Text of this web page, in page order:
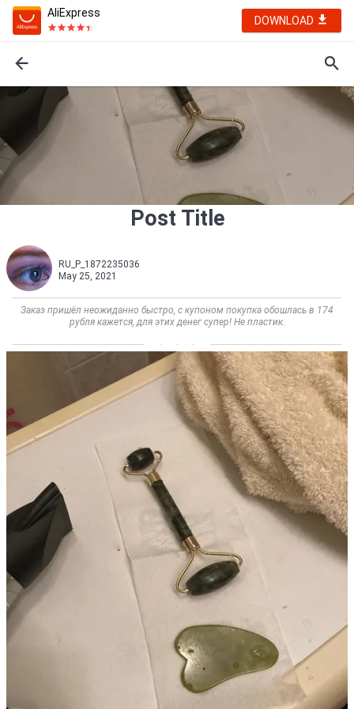
AliExpress
DOWNLOAD
Post Title
RU_P_1872235036
May 25, 2021
Заказ пришёл неожиданно быстро, с купоном покупка обошлась в 174
рубля кажется, для этих денег супер! Не пластик.